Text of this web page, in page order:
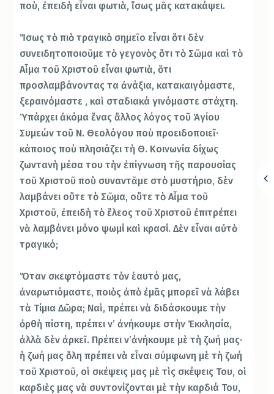
ποὺ, ἐπειδὴ εἶναι φωτιὰ, ἴσως μᾶς κατακάψει.
Ἴσως τὸ πιὸ τραγικὸ σημεῖο εἶναι ὅτι δὲν
συνειδητοποιοῦμε τὸ γεγονὸς ὅτι τὸ Σῶμα καὶ τὸ
Αἷμα τοῦ Χριστοῦ εἶναι φωτιὰ, ὅτι
προσλαμβάνοντας τα ἀνάξια, κατακαιγόμαστε,
ξεραινόμαστε , καὶ σταδιακά γινόμαστε στάχτη.
Ὑπάρχει ἀκόμα ἕνας ἄλλος λόγος τοῦ Ἁγίου
Συμεών τοῦ Ν. Θεολόγου ποὺ προειδοποιεῖ·
κάποιος ποὺ πλησιάζει τὴ Θ. Κοινωνία δίχως
ζωντανὴ μέσα του τὴν ἐπίγνωση τῆς παρουσίας
τοῦ Χριστοῦ ποὺ συναντᾶμε στὸ μυστήριο, δὲν
λαμβάνει οὔτε τὸ Σῶμα, οὔτε τὸ Αἷμα τοῦ
Χριστοῦ, ἐπειδὴ τὸ ἔλεος τοῦ Χριστοῦ ἐπιτρέπει
νὰ λαμβάνει μόνο ψωμί καὶ κρασί. Δὲν εἶναι αὐτὸ
τραγικό;
Ὅταν σκεφτόμαστε τὸν ἑαυτό μας,
ἀναρωτιόμαστε, ποιὸς ἀπὸ ἐμᾶς μπορεῖ νὰ λάβει
τὰ Τίμια Δῶρα; Ναὶ, πρέπει νὰ διδάσκουμε τὴν
ὀρθὴ πίστη, πρέπει ν’ ἀνήκουμε στὴν Ἐκκλησία,
ἀλλὰ δὲν ἀρκεῖ. Πρέπει ν’ἀνήκουμε μὲ τὴ ζωή μας·
ἡ ζωή μας ὅλη πρέπει νὰ εἶναι σύμφωνη μὲ τὴ ζωή
τοῦ Χριστοῦ, οἱ σκέψεις μας μὲ τὶς σκέψεις Του, οἱ
καρδιὲς μας νὰ συντονίζονται μὲ τὴν καρδιά Του,